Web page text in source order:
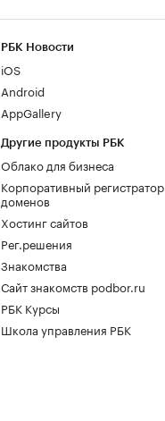
РБК Новости
iOS
Android
AppGallery
Другие продукты РБК
Облако для бизнеса
Корпоративный регистратор
доменов
Хостинг сайтов
Рег.решения
Знакомства
Сайт знакомств podbor.ru
РБК Курсы
Школа управления РБК